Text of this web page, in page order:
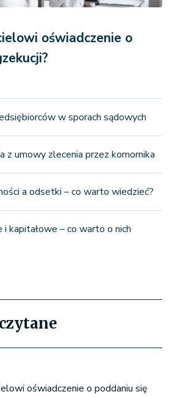
oświadczenie o
w sporach sądowych
z umowy zlecenia przez komornika
a odsetki – co warto wiedzieć?
kapitałowe – co warto o nich
oświadczenie o poddaniu się